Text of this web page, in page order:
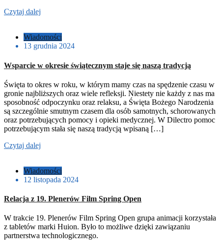
Czytaj dalej
Wiadomości
13 grudnia 2024
Wsparcie w okresie świątecznym staje się naszą tradycją
Święta to okres w roku, w którym mamy czas na spędzenie czasu w
gronie najbliższych oraz wiele refleksji. Niestety nie każdy z nas ma
sposobność odpoczynku oraz relaksu, a Święta Bożego Narodzenia
są szczególnie smutnym czasem dla osób samotnych, schorowanych
oraz potrzebujących pomocy i opieki medycznej. W Dilectro pomoc
potrzebującym stała się naszą tradycją wpisaną […]
Czytaj dalej
Wiadomości
12 listopada 2024
Relacja z 19. Plenerów Film Spring Open
W trakcie 19. Plenerów Film Spring Open grupa animacji korzystała
z tabletów marki Huion. Było to możliwe dzięki zawiązaniu
partnerstwa technologicznego.